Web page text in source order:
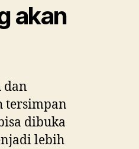
akan
dan
tersimpan
dibuka
lebih